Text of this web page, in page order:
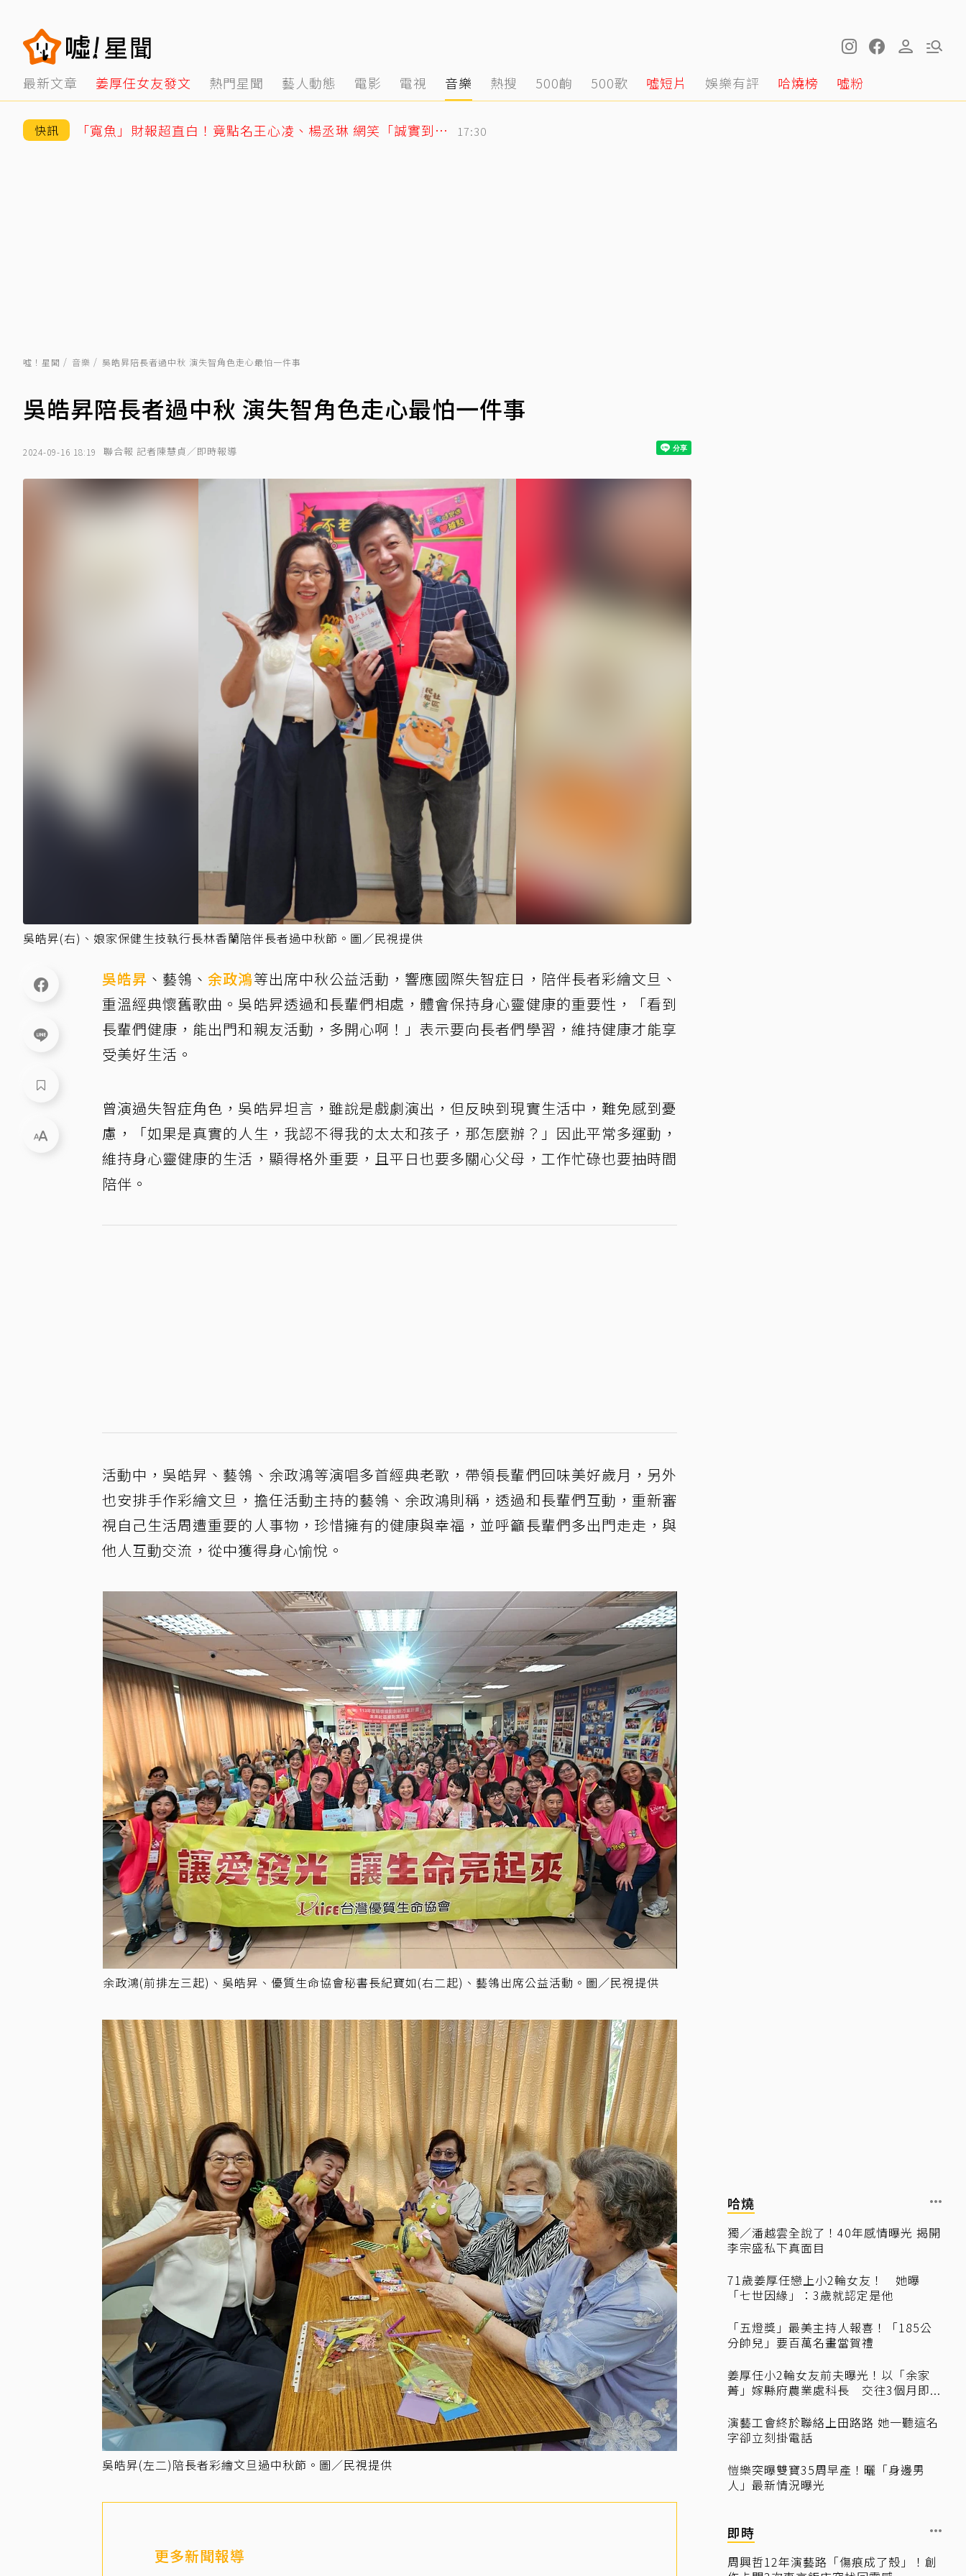
最新文章 姜厚任女友發文 熱門星聞 藝人動態 電影 電視 音樂 熱搜 500齣 500歌 噓短片 娛樂有評 哈燒榜 噓粉
快訊 「寬魚」財報超直白！竟點名王心凌、楊丞琳 網笑「誠實到不行」 17:30
噓！星聞 音樂 吳皓昇陪長者過中秋 演失智角色走心最怕一件事
吳皓昇陪長者過中秋 演失智角色走心最怕一件事
2024-09-16 18:19 聯合報 記者陳慧貞／即時報導
吳皓昇(右)、娘家保健生技執行長林香蘭陪伴長者過中秋節。圖／民視提供
吳皓昇 、藝鴒、余政鴻等出席中秋公益活動，響應國際失智症日，陪伴長者彩繪文旦、
重溫經典懷舊歌曲。吳皓昇透過和長輩們相處，體會保持身心靈健康的重要性，「看到
長輩們健康，能出門和親友活動，多開心啊！」表示要向長者們學習，維持健康才能享
受美好生活。
曾演過失智症角色，吳皓昇坦言，雖說是戲劇演出，但反映到現實生活中，難免感到憂
慮，「如果是真實的人生，我認不得我的太太和孩子，那怎麼辦？」因此平常多運動，
維持身心靈健康的生活，顯得格外重要，且平日也要多關心父母，工作忙碌也要抽時間
陪伴。
活動中，吳皓昇、藝鴒、余政鴻等演唱多首經典老歌，帶領長輩們回味美好歲月，另外
也安排手作彩繪文旦，擔任活動主持的藝鴒、余政鴻則稱，透過和長輩們互動，重新審
視自己生活周遭重要的人事物，珍惜擁有的健康與幸福，並呼籲長輩們多出門走走，與
他人互動交流，從中獲得身心愉悅。
余政鴻(前排左三起)、吳皓昇、優質生命協會秘書長紀寶如(右二起)、藝鴒出席公益活動。圖／民視提供
吳皓昇(左二)陪長者彩繪文旦過中秋節。圖／民視提供
更多新聞報導
哈燒
獨／潘越雲全說了！40年感情曝光 揭開
李宗盛私下真面目
71歲姜厚任戀上小2輪女友！ 她曝
「七世因緣」：3歲就認定是他
「五燈獎」最美主持人報喜！「185公
分帥兒」要百萬名畫當賀禮
姜厚任小2輪女友前夫曝光！以「余家
菁」嫁縣府農業處科長 交往3個月即...
演藝工會終於聯絡上田路路 她一聽這名
字卻立刻掛電話
愷樂突曝雙寶35周早產！曬「身邊男
人」最新情況曝光
即時
周興哲12年演藝路「傷痕成了殼」！創